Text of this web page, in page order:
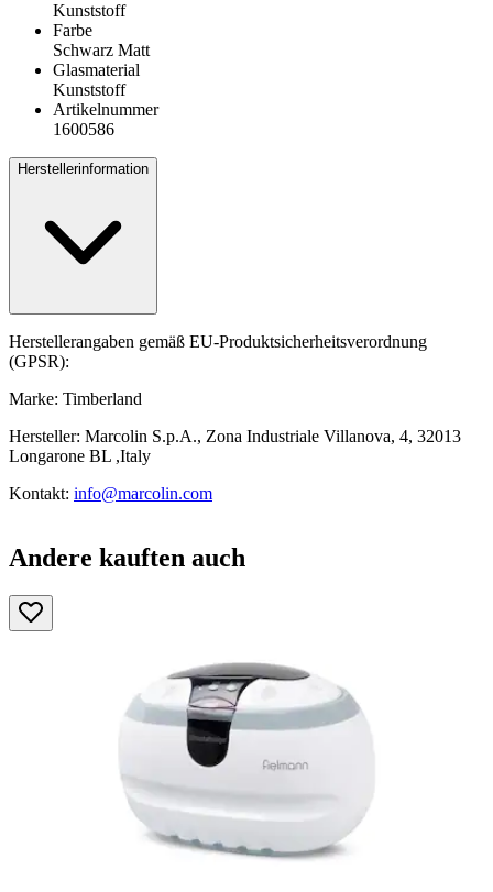
Kunststoff
Farbe
Schwarz Matt
Glasmaterial
Kunststoff
Artikelnummer
1600586
Herstellerinformation
Herstellerangaben gemäß EU-Produktsicherheitsverordnung
(GPSR):
Marke: Timberland
Hersteller: Marcolin S.p.A., Zona Industriale Villanova, 4, 32013
Longarone BL ,Italy
Kontakt: info@marcolin.com
Andere kauften auch